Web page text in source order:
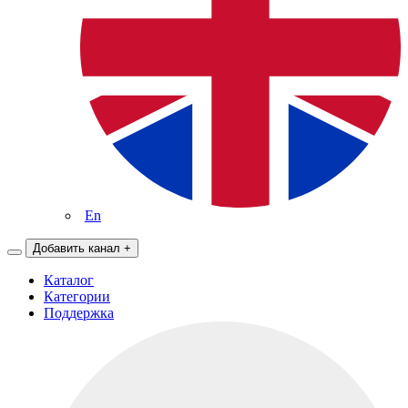
En
Добавить канал +
Каталог
Категории
Поддержка